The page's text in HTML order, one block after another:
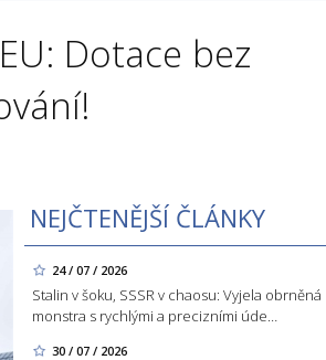
Dotace bez
NEJČTENĚJŠÍ ČLÁNKY
24 / 07 / 2026
Stalin v šoku, SSSR v chaosu: Vyjela obrněná
monstra s rychlými a precizními úde…
30 / 07 / 2026